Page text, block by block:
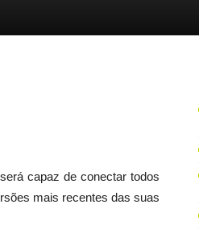
capaz de conectar todos
mais recentes das suas